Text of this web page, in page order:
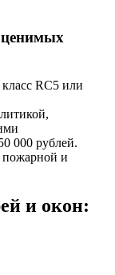
ценимых
RC5 или
000 рублей.
пожарной и
и окон: